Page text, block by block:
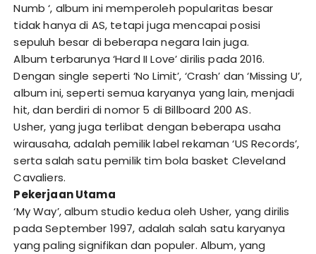
Numb ‘, album ini memperoleh popularitas besar
tidak hanya di AS, tetapi juga mencapai posisi
sepuluh besar di beberapa negara lain juga.
Album terbarunya ‘Hard II Love’ dirilis pada 2016.
Dengan single seperti ‘No Limit’, ‘Crash’ dan ‘Missing U’,
album ini, seperti semua karyanya yang lain, menjadi
hit, dan berdiri di nomor 5 di Billboard 200 AS.
Usher, yang juga terlibat dengan beberapa usaha
wirausaha, adalah pemilik label rekaman ‘US Records’,
serta salah satu pemilik tim bola basket Cleveland
Cavaliers.
Pekerjaan Utama
‘My Way’, album studio kedua oleh Usher, yang dirilis
pada September 1997, adalah salah satu karyanya
yang paling signifikan dan populer. Album, yang